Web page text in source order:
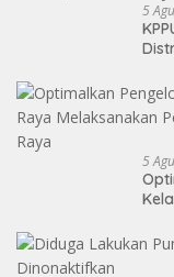
5
5